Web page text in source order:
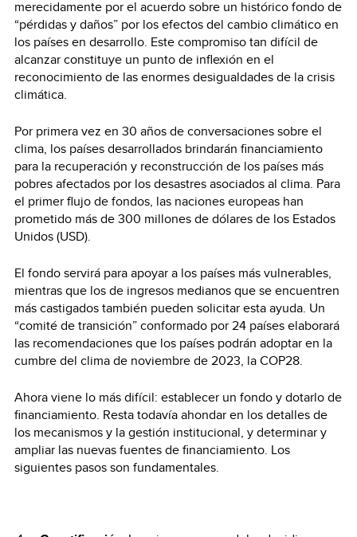
merecidamente por el acuerdo sobre un histórico fondo de
“pérdidas y daños” por los efectos del cambio climático en
los países en desarrollo. Este compromiso tan difícil de
alcanzar constituye un punto de inflexión en el
reconocimiento de las enormes desigualdades de la crisis
climática.
Por primera vez en 30 años de conversaciones sobre el
clima, los países desarrollados brindarán financiamiento
para la recuperación y reconstrucción de los países más
pobres afectados por los desastres asociados al clima. Para
el primer flujo de fondos, las naciones europeas han
prometido más de 300 millones de dólares de los Estados
Unidos (USD).
El fondo servirá para apoyar a los países más vulnerables,
mientras que los de ingresos medianos que se encuentren
más castigados también pueden solicitar esta ayuda. Un
“comité de transición” conformado por 24 países elaborará
las recomendaciones que los países podrán adoptar en la
cumbre del clima de noviembre de 2023, la COP28.
Ahora viene lo más difícil: establecer un fondo y dotarlo de
financiamiento. Resta todavía ahondar en los detalles de
los mecanismos y la gestión institucional, y determinar y
ampliar las nuevas fuentes de financiamiento. Los
siguientes pasos son fundamentales.